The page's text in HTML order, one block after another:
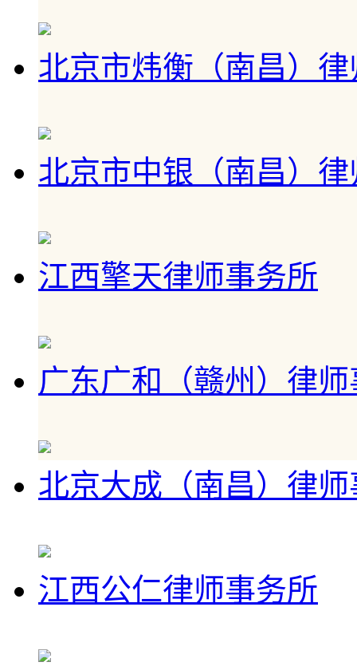
北京市炜衡（南昌）
北京市中银（南昌）
江西擎天律师事务所
广东广和（赣州）律
北京大成（南昌）律
江西公仁律师事务所